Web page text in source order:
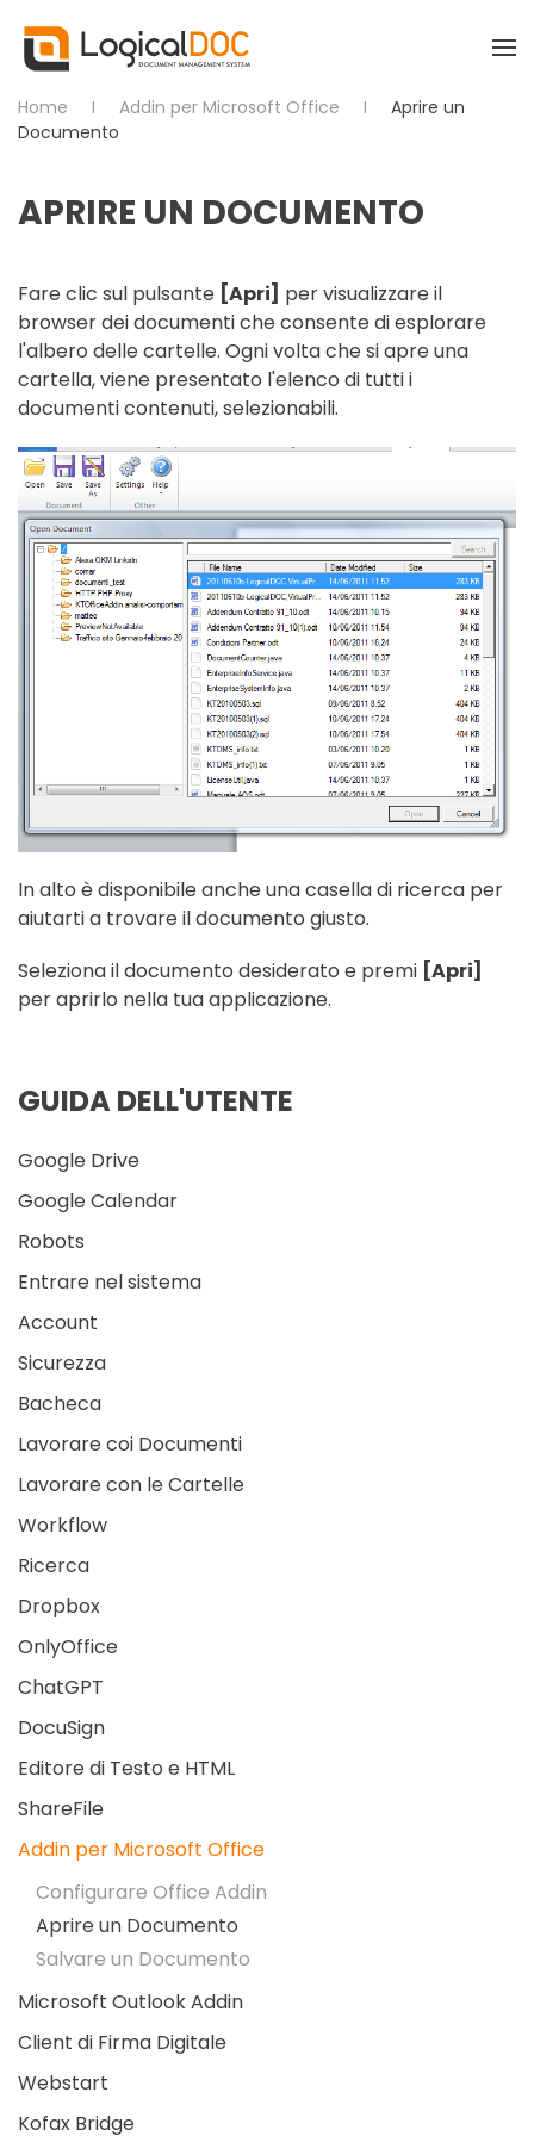
Skip to main content
Home Addin per Microsoft Office
Aprire un
Documento
APRIRE UN DOCUMENTO
Fare clic sul pulsante [Apri] per visualizzare il
browser dei documenti che consente di esplorare
l'albero delle cartelle. Ogni volta che si apre una
cartella, viene presentato l'elenco di tutti i
documenti contenuti, selezionabili.
In alto è disponibile anche una casella di ricerca per
aiutarti a trovare il documento giusto.
Seleziona il documento desiderato e premi [Apri]
per aprirlo nella tua applicazione.
GUIDA DELL'UTENTE
Google Drive
Google Calendar
Robots
Entrare nel sistema
Account
Sicurezza
Bacheca
Lavorare coi Documenti
Lavorare con le Cartelle
Workflow
Ricerca
Dropbox
OnlyOffice
ChatGPT
DocuSign
Editore di Testo e HTML
ShareFile
Addin per Microsoft Office
Configurare Office Addin
Aprire un Documento
Salvare un Documento
Microsoft Outlook Addin
Client di Firma Digitale
Webstart
Kofax Bridge